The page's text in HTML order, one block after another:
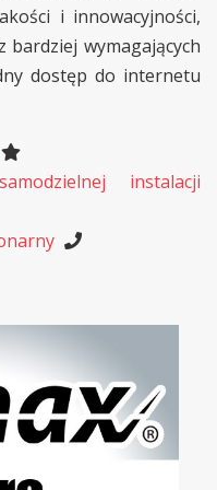
i innowacyjności,
bardziej wymagających
dostęp do internetu
instalacji